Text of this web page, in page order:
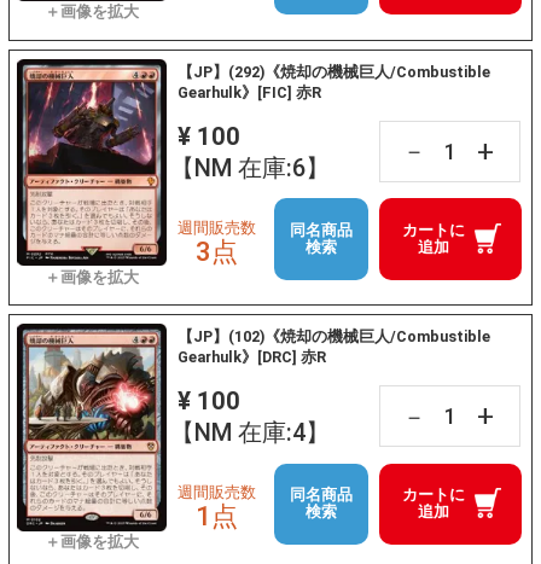
【JP】(292)《焼却の機械巨人/Combustible
Gearhulk》[FIC] 赤R
¥ 100
【NM 在庫:6】
－ +
カートに
追加
週間販売数
3点
同名商品
検索
【JP】(102)《焼却の機械巨人/Combustible
Gearhulk》[DRC] 赤R
¥ 100
【NM 在庫:4】
－ +
カートに
追加
週間販売数
1点
同名商品
検索